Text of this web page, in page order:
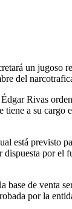
un
del
Rivas
a su cargo
está previsto
por
base de venta
por la